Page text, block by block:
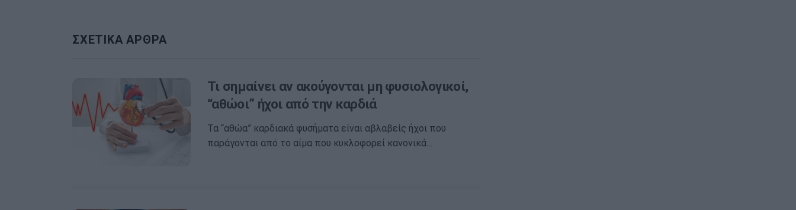
ΣΧΕΤΙΚΑ ΑΡΘΡΑ
Τι σημαίνει αν ακούγονται μη φυσιολογικοί,
“αθώοι” ήχοι από την καρδιά
Τα “αθώα” καρδιακά φυσήματα είναι αβλαβείς ήχοι που
παράγονται από το αίμα που κυκλοφορεί κανονικά…